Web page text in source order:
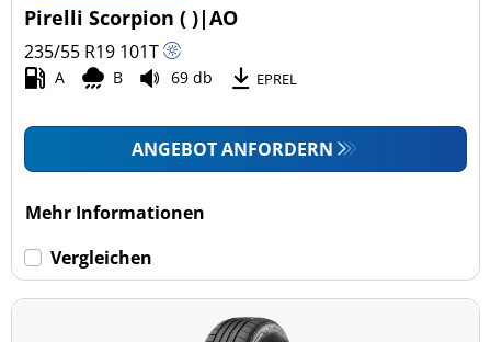
Pirelli Scorpion ( )|AO
235/55 R19 101T
A B 69 db EPREL
ANGEBOT ANFORDERN
Mehr Informationen
Vergleichen